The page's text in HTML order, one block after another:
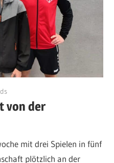
von der
mit drei Spielen in fünf
plötzlich an der